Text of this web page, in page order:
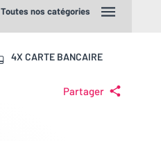
Toutes nos catégories
4X CARTE BANCAIRE
Partager